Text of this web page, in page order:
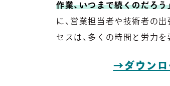
作業、いつまで続くのだろう
に、営業担当者や技術者の
セスは、多くの時間と労力を
→ダウンロ